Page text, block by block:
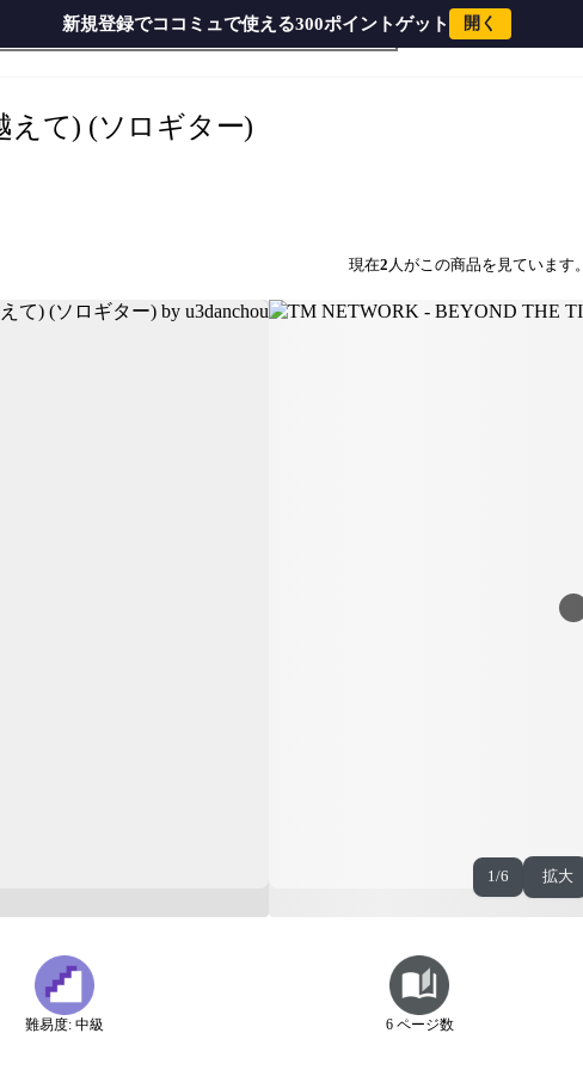
新規登録でココミュで使える300ポイントゲット 開く
1/6 拡大
えて) (ソロギター)
現在2 人がこの商品を見ています。
難易度: 中級 6 ページ数